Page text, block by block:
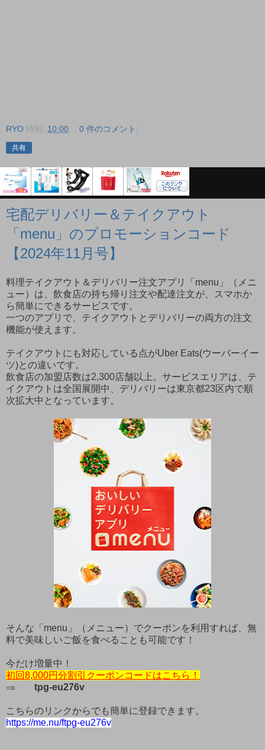
RYO 時刻: 10:00 0 件のコメント:
共有
宅配デリバリー＆テイクアウト
「menu」のプロモーションコード
【2024年11月号】
料理テイクアウト＆デリバリー注文アプリ「menu」（メニ
ュー）は、飲食店の持ち帰り注文や配達注文が、スマホか
ら簡単にできるサービスです。
一つのアプリで、テイクアウトとデリバリーの両方の注文
機能が使えます。
テイクアウトにも対応している点がUber Eats(ウーバーイー
ツ)との違いです。
飲食店の加盟店数は2,300店舗以上。サービスエリアは、テ
イクアウトは全国展開中、デリバリーは東京都23区内で順
次拡大中となっています。
そんな「menu」（メニュー）でクーポンを利用すれば、無
料で美味しいご飯を食べることも可能です！
今だけ増量中！
初回8,000円分割引クーポンコードはこちら！
⇒ tpg-eu276v
こちらのリンクからでも簡単に登録できます。
https://me.nu/ftpg-eu276v